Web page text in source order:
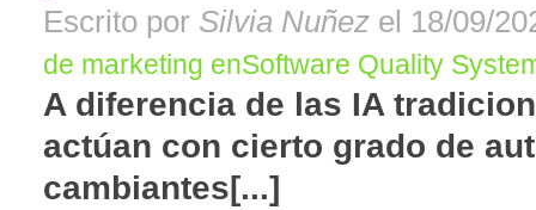
Escrito por Silvia Nuñez el 18/09/
de marketing enSoftware Quality
A diferencia de las IA
actúan con cierto grado de
cambiantes[...]